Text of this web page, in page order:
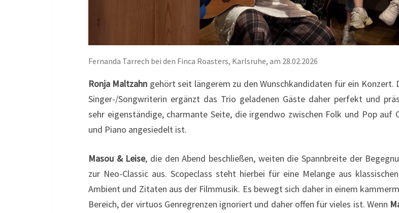
Fernanda Tarrech bei den Finca Roasters, Karlsruhe, am 28.02.2026
Ronja Maltzahn gehört seit längerem zu den Wunschkandidaten für ein Konzert.
Singer-/Songwriterin ergänzt das Trio geladenen Gäste daher perfekt und
sehr eigenständige, charmante Seite, die irgendwo zwischen Folk und Pop auf
und Piano angesiedelt ist.
Masou & Leise, die den Abend beschließen, weiten die Spannbreite der
zur Neo-Classic aus. Scopeclass steht hierbei für eine Melange aus
Ambient und Zitaten aus der Filmmusik. Es bewegt sich daher in einem
Bereich, der virtuos Genregrenzen ignoriert und daher offen für vieles ist. Wenn